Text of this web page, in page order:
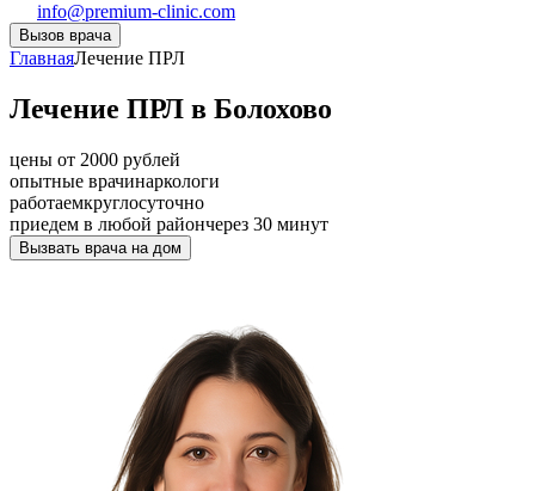
info@premium-clinic.com
Вызов врача
ГлавнаяЛечение ПРЛ
Лечение ПРЛ в Болохово
цены от 2000 рублей
опытные врачинаркологи
работаемкруглосуточно
приедем в любой райончерез 30 минут
Вызвать врача на дом